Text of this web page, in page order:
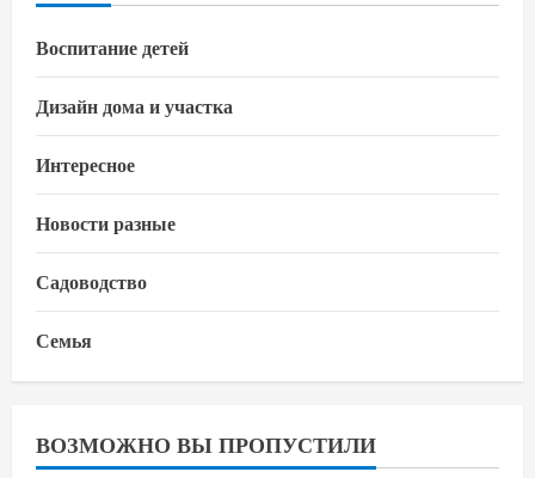
Воспитание детей
Дизайн дома и участка
Интересное
Новости разные
Садоводство
Семья
ВОЗМОЖНО ВЫ ПРОПУСТИЛИ